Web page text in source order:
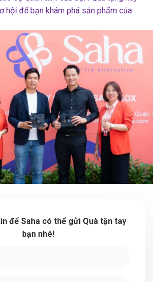
hội để bạn khám phá sản phẩm của
để Saha có thể gửi Quà tận tay
bạn nhé!